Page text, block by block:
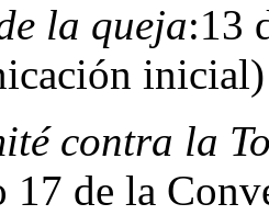
la queja:13
inicial)
contra la
17 de la